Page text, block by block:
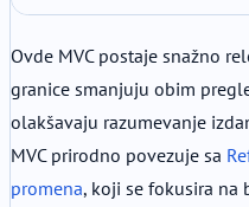
Ovde MVC postaje snažno
granice smanjuju obim
olakšavaju razumevanje
MVC prirodno povezuje sa
promena, koji se fokusira na